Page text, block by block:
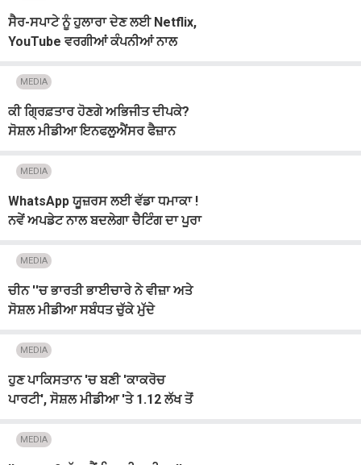
ਸੈਰ-ਸਪਾਟੇ ਨੂੰ ਹੁਲਾਰਾ ਦੇਣ ਲਈ Netflix,
YouTube ਵਰਗੀਆਂ ਕੰਪਨੀਆਂ ਨਾਲ
MEDIA
ਕੀ ਗ੍ਰਿਫ਼ਤਾਰ ਹੋਣਗੇ ਅਭਿਜੀਤ ਦੀਪਕੇ?
ਸੋਸ਼ਲ ਮੀਡੀਆ ਇਨਫਲੂਐਂਸਰ ਫੈਜ਼ਾਨ
MEDIA
WhatsApp ਯੂਜ਼ਰਸ ਲਈ ਵੱਡਾ ਧਮਾਕਾ !
ਨਵੇਂ ਅਪਡੇਟ ਨਾਲ ਬਦਲੇਗਾ ਚੈਟਿੰਗ ਦਾ ਪੂਰਾ
MEDIA
ਚੀਨ ''ਚ ਭਾਰਤੀ ਭਾਈਚਾਰੇ ਨੇ ਵੀਜ਼ਾ ਅਤੇ
ਸੋਸ਼ਲ ਮੀਡੀਆ ਸਬੰਧਤ ਚੁੱਕੇ ਮੁੱਦੇ
MEDIA
ਹੁਣ ਪਾਕਿਸਤਾਨ 'ਚ ਬਣੀ 'ਕਾਕਰੋਚ
ਪਾਰਟੀ', ਸੋਸ਼ਲ ਮੀਡੀਆ 'ਤੇ 1.12 ਲੱਖ ਤੋਂ
MEDIA